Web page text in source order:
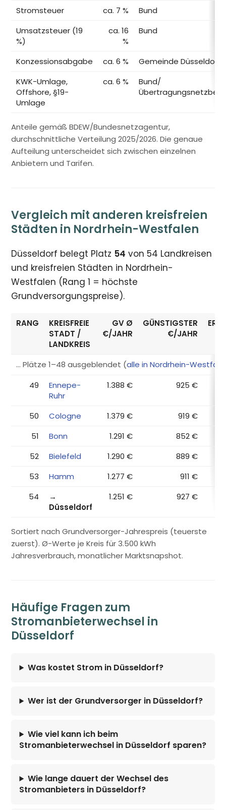
Stromsteuer ca. 7 %
Bund
Umsatzsteuer (19
%)
ca. 16
%
Bund
Konzessionsabgabe ca. 6 %
Gemeinde Düsseldorf
KWK-Umlage,
Offshore, §19-
Umlage
ca. 6 %
Bund/
Anteile gemäß BDEW/Bundesnetzagentur,
durchschnittliche Verteilung 2025/2026. Die genaue
Aufteilung unterscheidet sich zwischen einzelnen
Anbietern und Tarifen.
Vergleich mit anderen kreisfreien
Städten in Nordrhein-Westfalen
Düsseldorf belegt Platz 54 von 54 Landkreisen
und kreisfreien Städten in Nordrhein-
Westfalen (Rang 1 = höchste
Grundversorgungspreise).
RANG
KREISFREIE
STADT /
LANDKREIS
GV Ø
€/JAHR
GÜNSTIGSTER
€/JAHR
… Plätze 1–48 ausgeblendet (alle in Nordrhein-
49
Ennepe-
Ruhr
1.388 € 925 €
50 Cologne 1.379 € 919 €
51
Bonn 1.291 € 852 €
52
Bielefeld 1.290 € 889 €
53
Hamm 1.277 € 911 €
54
→
Düsseldorf
1.251 € 927 €
Sortiert nach Grundversorger-Jahrespreis (teuerste
zuerst). Ø-Werte je Kreis für 3.500 kWh
Jahresverbrauch, monatlicher Marktsnapshot.
Häufige Fragen zum
Stromanbieterwechsel in
Düsseldorf
Was kostet Strom in Düsseldorf?
Wer ist der Grundversorger in Düsseldorf?
Wie viel kann ich beim
Stromanbieterwechsel in Düsseldorf sparen?
Wie lange dauert der Wechsel des
Stromanbieters in Düsseldorf?